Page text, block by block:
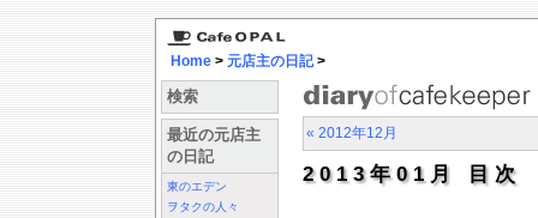
Home > 元店主の日記>
検索
最近の元店主
の日記
東のエデン
ヲタクの人々
« 2012年12月
2013年01月 目次